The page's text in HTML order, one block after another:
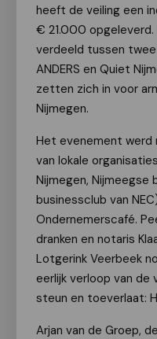
heeft de veiling een
€ 21.000
verdeeld tussen
ANDERS en Quiet
zetten zich in voor
Nijmegen.
Het evenement werd
van lokale
Nijmegen, Nijmeegse
businessclub van
Ondernemerscafé.
dranken en notaris
Lotgerink Veerbeek
eerlijk verloop van de
steun en toeverlaat:
Arjan van de Groep,